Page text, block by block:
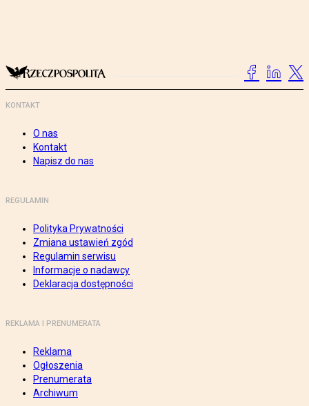
KONTAKT
O nas
Kontakt
Napisz do nas
REGULAMIN
Polityka Prywatności
Zmiana ustawień zgód
Regulamin serwisu
Informacje o nadawcy
Deklaracja dostępności
REKLAMA I PRENUMERATA
Reklama
Ogłoszenia
Prenumerata
Archiwum